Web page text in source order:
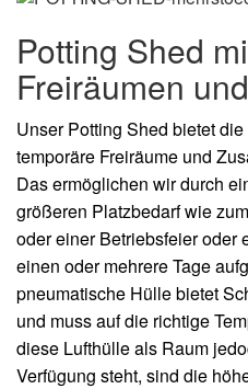
Potting Shed
Freiräumen
Unser Potting Shed bietet
temporäre Freiräume und
Das ermöglichen wir durch
größeren Platzbedarf wie
oder einer Betriebsfeier oder
einen oder mehrere Tage
pneumatische Hülle bietet
und muss auf die richtige
diese Lufthülle als Raum
Verfügung steht, sind die